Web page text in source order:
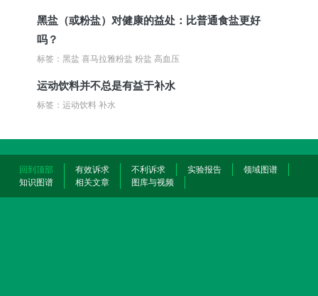
黑盐（或粉盐）对健康的益处：比普通食盐更好
吗？
标签：黑盐 喜马拉雅粉盐 粉盐 高血压
运动饮料并不总是有益于补水
标签：运动饮料 补水
回到顶部 有效诉求 不利诉求 实验报告
领域图谱
知识图谱
相关文章 图库与视频